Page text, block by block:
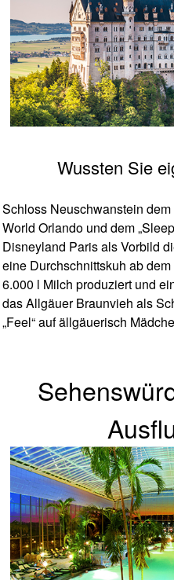
Wussten Sie
Schloss Neuschwanstein
World Orlando und dem
Disneyland Paris als Vorbild
eine Durchschnittskuh ab
6.000 l Milch produziert und
das Allgäuer Braunvieh als
„Feel“ auf ällgäuerisch